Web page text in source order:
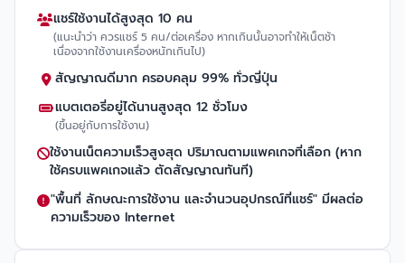
แชร์ใช้งานได้สูงสุด 10 คน
(แนะนำว่า ควรแชร์ 5 คน/ต่อเครื่อง หากเกินนั้นอาจทำให้เน็ตช้า
เนื่องจากใช้งานเครื่องหนักเกินไป)
สัญญาณดีมาก ครอบคลุม 99% ทั่วญี่ปุ่น
แบตเตอรี่อยู่ได้นานสูงสุด 12 ชั่วโมง
(ขึ้นอยู่กับการใช้งาน)
ใช้งานเน็ตความเร็วสูงสุด ปริมาณตามแพคเกจที่เลือก (หาก
ใช้ครบแพคเกจแล้ว ตัดสัญญาณทันที)
"พื้นที่ ลักษณะการใช้งาน และจำนวนอุปกรณ์ที่แชร์" มีผลต่อ
ความเร็วของ Internet